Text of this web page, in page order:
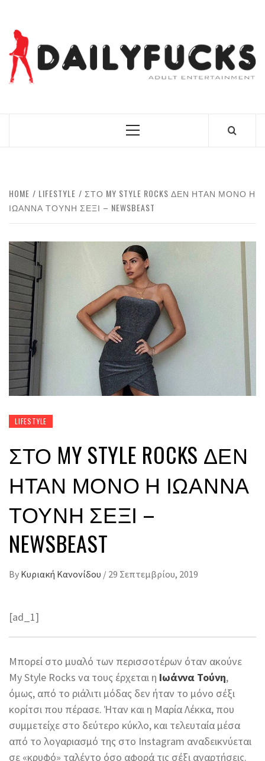
content
Primary
HOME LIFESTYLE
ΣΤΟ MY STYLE ROCKS ΔΕΝ ΉΤΑΝ ΜΌΝΟ Η
ΙΩΆΝΝΑ ΤΟΎΝΗ ΣΈΞΙ – NEWSBEAST
LIFESTYLE
ΣΤΟ MY STYLE ROCKS ΔΕΝ
ΉΤΑΝ ΜΌΝΟ Η ΙΩΆΝΝΑ
ΤΟΎΝΗ ΣΈΞΙ –
NEWSBEAST
By Κυριακή Κανονίδου / 29 Σεπτεμβρίου, 2019
[ad_1]
Μπορεί στο μυαλό των περισσοτέρων όταν ακούνε
My Style Rocks να τους έρχεται η Ιωάννα Τούνη,
όμως, από το ριάλιτι μόδας δεν ήταν το μόνο σέξι
κορίτσι που πέρασε. Ήταν και η Μαρία Λέκκα, που
συμμετείχε στο δεύτερο κύκλο, και τελευταία μέσα
από το λογαριασμό της στο Instagram αναδεικνύεται
σε «κρυφό» ταλέντο όσο αφορά τις σέξι αναρτήσεις.